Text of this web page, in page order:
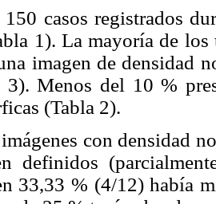
casos registrados
1). La mayoría de los
imagen de densidad
3). Menos del 10 %
(Tabla 2).
con densidad
definidos
33,33 % (4/12) había